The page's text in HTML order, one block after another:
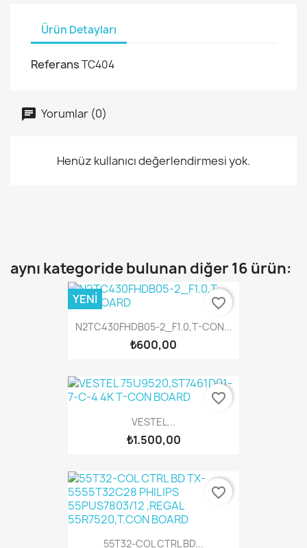
Ürün Detayları
ReferansTC404
Yorumlar (0)
Henüz kullanıcı değerlendirmesi yok.
aynı kategoride bulunan diğer 16 ürün:
N2TC430FHDB05-2_F1.0,T-CON...
₺600,00
YENI favorite_border
VESTEL...
₺1.500,00
favorite_border
55T32-COL CTRL BD...
favorite_border